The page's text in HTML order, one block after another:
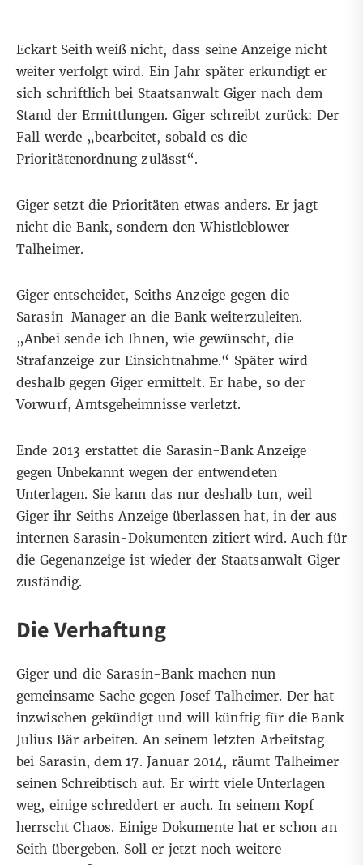
Eckart Seith weiß nicht, dass seine Anzeige nicht
weiter verfolgt wird. Ein Jahr später erkundigt er
sich schriftlich bei Staatsanwalt Giger nach dem
Stand der Ermittlungen. Giger schreibt zurück: Der
Fall werde „bearbeitet, sobald es die
Prioritätenordnung zulässt“.
Giger setzt die Prioritäten etwas anders. Er jagt
nicht die Bank, sondern den Whistleblower
Talheimer.
Giger entscheidet, Seiths Anzeige gegen die
Sarasin-Manager an die Bank weiterzuleiten.
„Anbei sende ich Ihnen, wie gewünscht, die
Strafanzeige zur Einsichtnahme.“ Später wird
deshalb gegen Giger ermittelt. Er habe, so der
Vorwurf, Amtsgeheimnisse verletzt.
Ende 2013 erstattet die Sarasin-Bank Anzeige
gegen Unbekannt wegen der entwendeten
Unterlagen. Sie kann das nur deshalb tun, weil
Giger ihr Seiths Anzeige überlassen hat, in der aus
internen Sarasin-Dokumenten zitiert wird. Auch für
die Gegenanzeige ist wieder der Staatsanwalt Giger
zuständig.
Die Verhaftung
Giger und die Sarasin-Bank machen nun
gemeinsame Sache gegen Josef Talheimer. Der hat
inzwischen gekündigt und will künftig für die Bank
Julius Bär arbeiten. An seinem letzten Arbeitstag
bei Sarasin, dem 17. Januar 2014, räumt Talheimer
seinen Schreibtisch auf. Er wirft viele Unterlagen
weg, einige schreddert er auch. In seinem Kopf
herrscht Chaos. Einige Dokumente hat er schon an
Seith übergeben. Soll er jetzt noch weitere